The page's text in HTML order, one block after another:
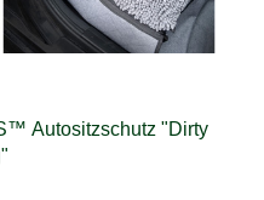
Autositzschutz "Dirty